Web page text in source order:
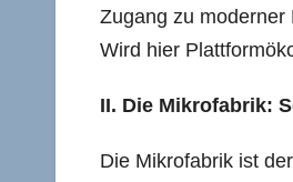
Zugang zu moderner
Wird hier
II. Die Mikrofabrik:
Die Mikrofabrik ist